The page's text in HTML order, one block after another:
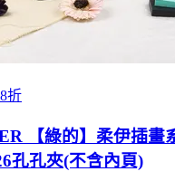
折
【綠的】柔伊插畫
孔孔夾(不含內頁)